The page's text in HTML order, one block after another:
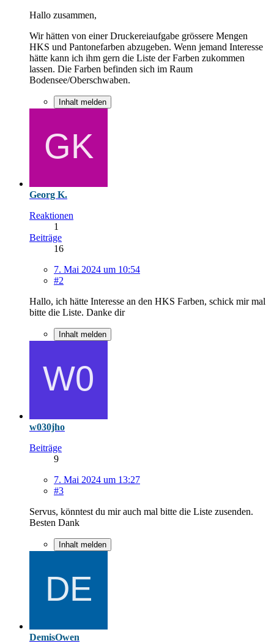
Hallo zusammen,
Wir hätten von einer Druckereiaufgabe grössere Mengen
HKS und Pantonefarben abzugeben. Wenn jemand Interesse
hätte kann ich ihm gern die Liste der Farben zukommen
lassen. Die Farben befinden sich im Raum
Bodensee/Oberschwaben.
Inhalt melden
Georg K.
Reaktionen
1
Beiträge
16
7. Mai 2024 um 10:54
#2
Hallo, ich hätte Interesse an den HKS Farben, schick mir mal
bitte die Liste. Danke dir
Inhalt melden
w030jho
Beiträge
9
7. Mai 2024 um 13:27
#3
Servus, könntest du mir auch mal bitte die Liste zusenden.
Besten Dank
Inhalt melden
DemisOwen